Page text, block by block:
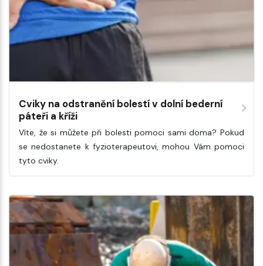
Cviky na odstranění bolestí v dolní bederní
páteři a kříži
Víte, že si můžete při bolesti pomoci sami doma? Pokud
se nedostanete k fyzioterapeutovi, mohou Vám pomoci
tyto cviky.